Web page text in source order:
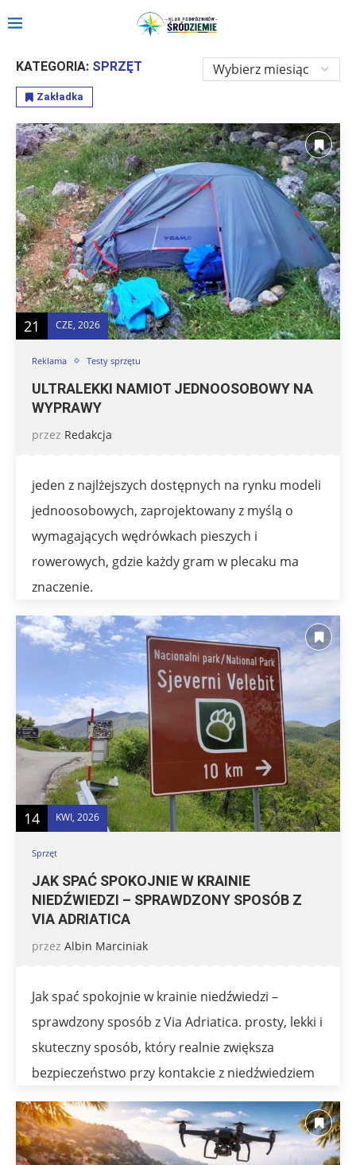
Strona główna
KATEGORIA: SPRZĘT
Zakładka
21 CZE, 2026
Reklama Testy sprzętu
ULTRALEKKI NAMIOT JEDNOOSOBOWY NA
WYPRAWY
przez Redakcja
jeden z najlżejszych dostępnych na rynku modeli
jednoosobowych, zaprojektowany z myślą o
wymagających wędrówkach pieszych i
rowerowych, gdzie każdy gram w plecaku ma
znaczenie.
14 KWI, 2026
Sprzęt
JAK SPAĆ SPOKOJNIE W KRAINIE
NIEDŹWIEDZI – SPRAWDZONY SPOSÓB Z
VIA ADRIATICA
przez Albin Marciniak
Jak spać spokojnie w krainie niedźwiedzi –
sprawdzony sposób z Via Adriatica. prosty, lekki i
skuteczny sposób, który realnie zwiększa
bezpieczeństwo przy kontakcie z niedźwiedziem